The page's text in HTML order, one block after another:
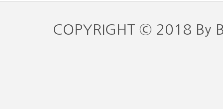
COPYRIGHT © 2018 By